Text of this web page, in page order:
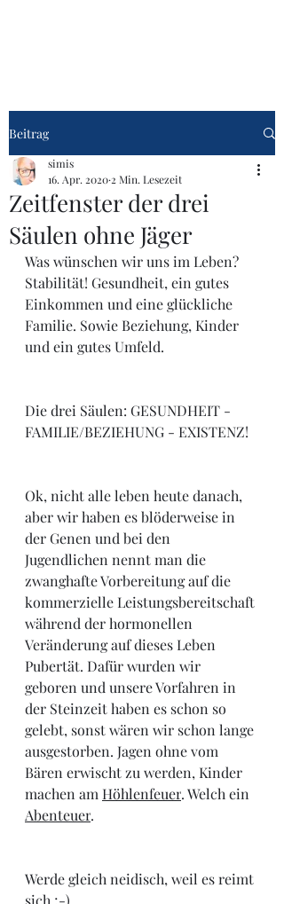
Beitrag
Zeitfenster der drei
Säulen ohne Jäger
simis
16. Apr. 2020 2 Min. Lesezeit
Was wünschen wir uns im Leben?
Stabilität! Gesundheit, ein gutes
Einkommen und eine glückliche
Familie. Sowie Beziehung, Kinder
und ein gutes Umfeld.
Die drei Säulen: GESUNDHEIT -
FAMILIE/BEZIEHUNG - EXISTENZ!
Ok, nicht alle leben heute danach,
aber wir haben es blöderweise in
der Genen und bei den
Jugendlichen nennt man die
zwanghafte Vorbereitung auf die
kommerzielle Leistungsbereitschaft
während der hormonellen
Veränderung auf dieses Leben
Pubertät. Dafür wurden wir
geboren und unsere Vorfahren in
der Steinzeit haben es schon so
gelebt, sonst wären wir schon lange
ausgestorben. Jagen ohne vom
Bären erwischt zu werden, Kinder
machen am Höhlenfeuer. Welch ein
Abenteuer.
Werde gleich neidisch, weil es reimt
sich ;-)